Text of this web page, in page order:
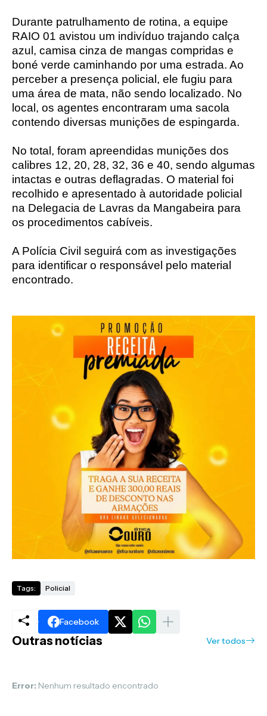
Durante patrulhamento de rotina, a equipe
RAIO 01 avistou um indivíduo trajando calça
azul, camisa cinza de mangas compridas e
boné verde caminhando por uma estrada. Ao
perceber a presença policial, ele fugiu para
uma área de mata, não sendo localizado. No
local, os agentes encontraram uma sacola
contendo diversas munições de espingarda.
No total, foram apreendidas munições dos
calibres 12, 20, 28, 32, 36 e 40, sendo algumas
intactas e outras deflagradas. O material foi
recolhido e apresentado à autoridade policial
na Delegacia de Lavras da Mangabeira para
os procedimentos cabíveis.
A Polícia Civil seguirá com as investigações
para identificar o responsável pelo material
encontrado.
Tags: Policial
Facebook
Outras notícias Ver todos
Error: Nenhum resultado encontrado